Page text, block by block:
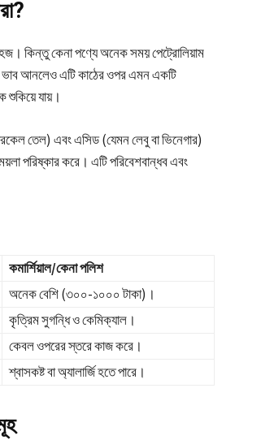
কিন্তু কেনা পণ্যে অনেক সময় পেট্রোলিয়াম
ভাব আনলেও এটি কাঠের ওপর এমন একটি
শুকিয়ে যায়।
তেল) এবং এসিড (যেমন লেবু বা ভিনেগার)
পরিষ্কার করে। এটি পরিবেশবান্ধব এবং
কমার্শিয়াল/কেনা পলিশ
অনেক বেশি (৩০০-১০০০ টাকা)।
কৃত্রিম সুগন্ধি ও কেমিক্যাল।
কেবল ওপরের স্তরে কাজ করে।
শ্বাসকষ্ট বা অ্যালার্জি হতে পারে।